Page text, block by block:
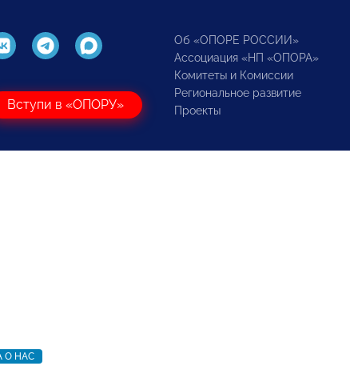
Вступи в «ОПОРУ»
Об «ОПОРЕ РОССИИ»
Ассоциация «НП «ОПОРА»
Комитеты и Комиссии
Региональное развитие
Проекты
О НАС